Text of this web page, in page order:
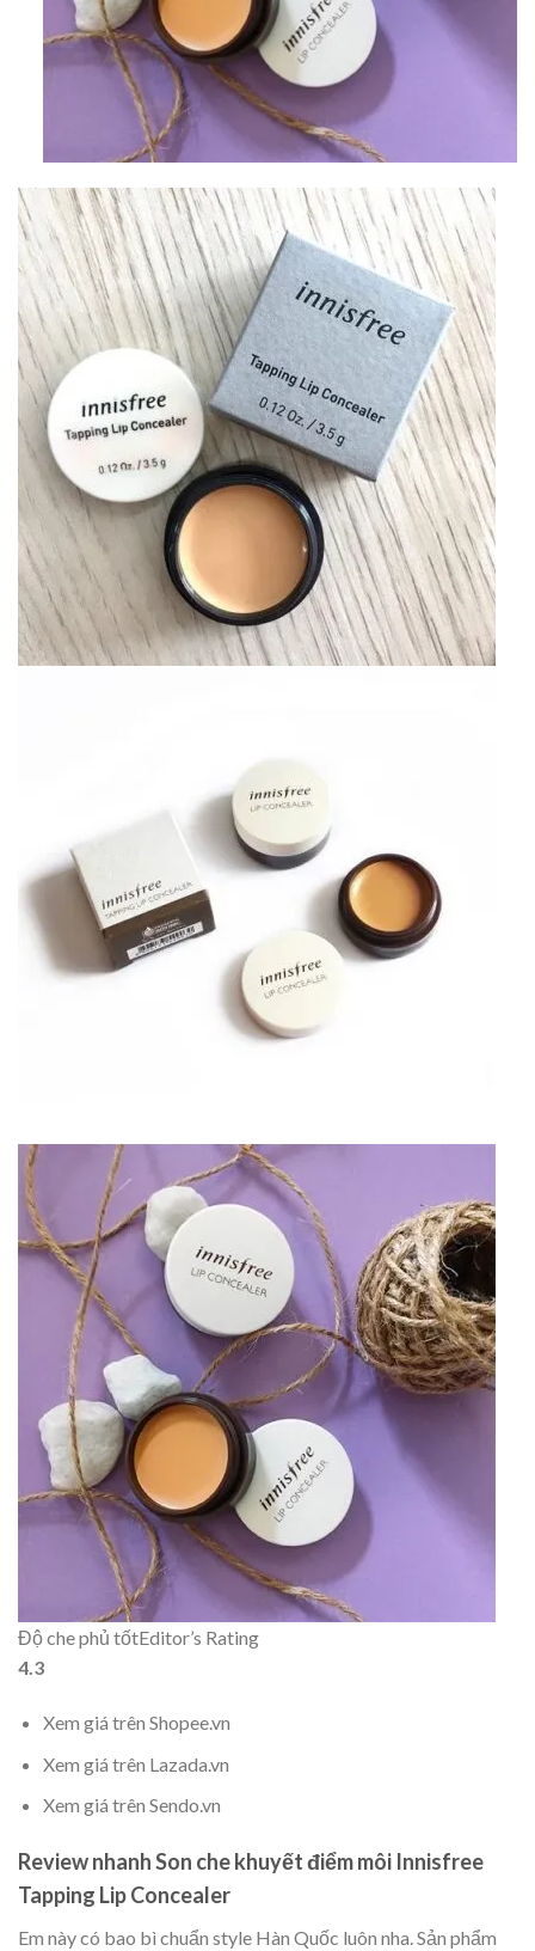
Độ che phủ tốtEditor’s Rating
4.3
Xem giá trên Shopee.vn
Xem giá trên Lazada.vn
Xem giá trên Sendo.vn
Review nhanh Son che khuyết điểm môi Innisfree
Tapping Lip Concealer
Em này có bao bì chuẩn style Hàn Quốc luôn nha. Sản phẩm